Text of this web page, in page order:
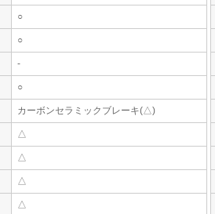
○
○
-
○
カーボンセラミックブレーキ(△)
△
△
△
△